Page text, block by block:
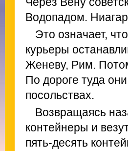
Водопадом.
Это означает,
курьеры
Женеву, Рим.
По дороге туда
посольствах.
Возвращаясь
контейнеры и
пять-десять